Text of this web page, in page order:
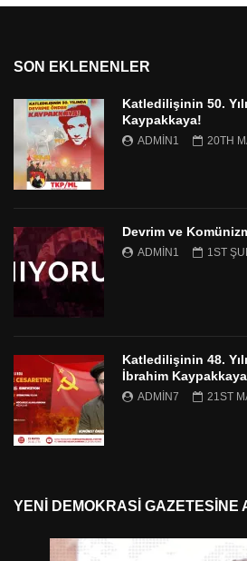
SON EKLENENLER
Katledilişinin 50.
Kaypakkaya!
ADMIN1 20TH
Devrim ve
ADMIN1 1ST
Katledilişinin 48.
İbrahim
ADMIN7 21ST
YENI DEMOKRASI GAZETESINE